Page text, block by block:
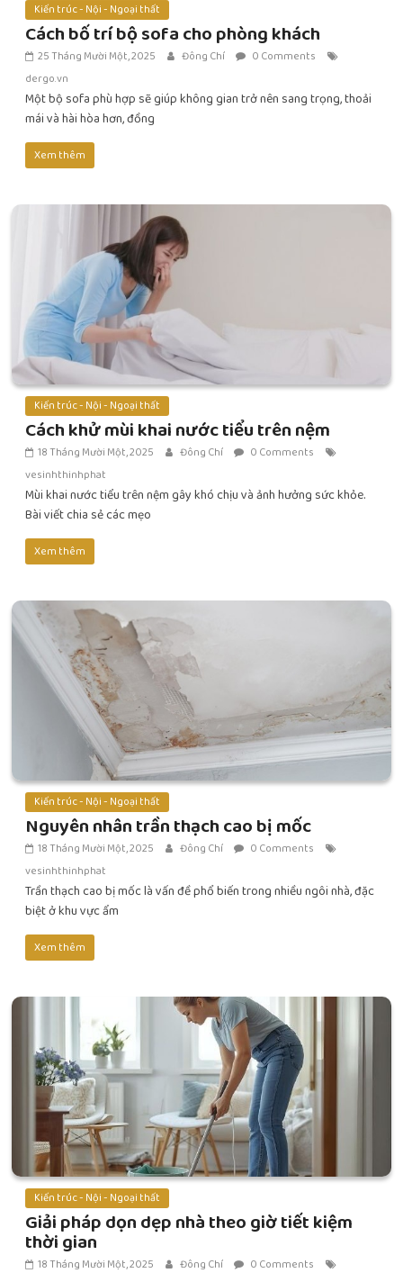
Kiến trúc - Nội - Ngoại thất
Cách bố trí bộ sofa cho phòng khách
25 Tháng Mười Một, 2025 Đông Chí
0 Comments
dergo.vn
Một bộ sofa phù hợp sẽ giúp không gian trở nên sang trọng, thoải
mái và hài hòa hơn, đồng
Xem thêm
Kiến trúc - Nội - Ngoại thất
Cách khử mùi khai nước tiểu trên nệm
18 Tháng Mười Một, 2025 Đông Chí
0 Comments
vesinhthinhphat
Mùi khai nước tiểu trên nệm gây khó chịu và ảnh hưởng sức khỏe.
Bài viết chia sẻ các mẹo
Xem thêm
Kiến trúc - Nội - Ngoại thất
Nguyên nhân trần thạch cao bị mốc
18 Tháng Mười Một, 2025 Đông Chí
0 Comments
vesinhthinhphat
Trần thạch cao bị mốc là vấn đề phổ biến trong nhiều ngôi nhà, đặc
biệt ở khu vực ẩm
Xem thêm
Kiến trúc - Nội - Ngoại thất
Giải pháp dọn dẹp nhà theo giờ tiết kiệm
thời gian
18 Tháng Mười Một, 2025 Đông Chí 0 Comments